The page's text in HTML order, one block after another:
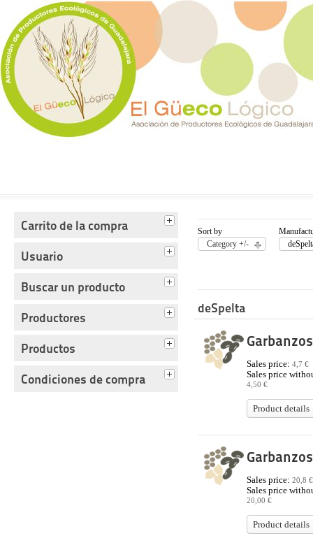
Carrito de la compra
Usuario
Buscar un producto
Productores
Productos
Condiciones de compra
Sort by
Category +/-
deSpelta
Sales price: 4,7 €
Sales price
4,50 €
Product details
Sales price: 20,8 €
Sales price
20,00 €
Product details